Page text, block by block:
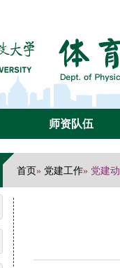
师资队伍
首页» 党建工作» 党建